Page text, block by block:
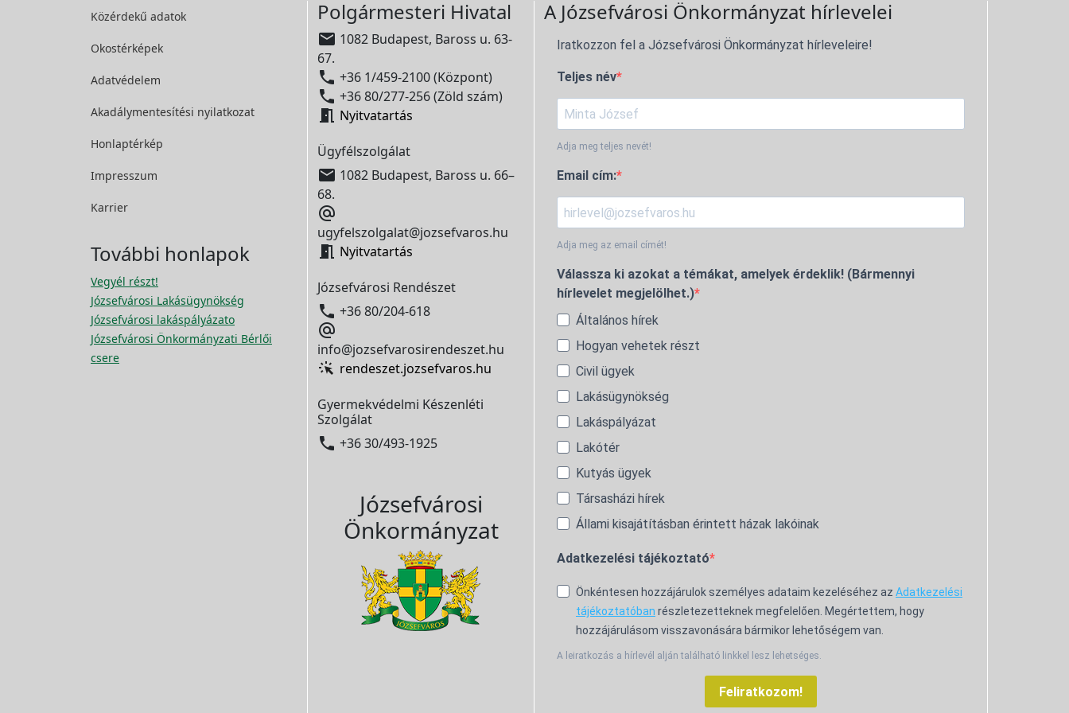
Közérdekű adatok
Okostérképek
Adatvédelem
Akadálymentesítési nyilatkozat
Honlaptérkép
Impresszum
Karrier
További honlapok
Vegyél részt!
Józsefvárosi Lakásügynökség
Józsefvárosi lakáspályázato
Józsefvárosi Önkormányzati Bérlői
csere
Polgármesteri Hivatal
 1082 Budapest, Baross u. 63-
67.
 +36 1/459-2100 (Központ)
 +36 80/277-256 (Zöld szám)
 Nyitvatartás
Ügyfélszolgálat
 1082 Budapest, Baross u. 66–
68.

ugyfelszolgalat@jozsefvaros.hu
 Nyitvatartás
Józsefvárosi Rendészet
 +36 80/204-618

info@jozsefvarosirendeszet.hu
rendeszet.jozsefvaros.hu
Gyermekvédelmi Készenléti
Szolgálat
 +36 30/493-1925
Józsefvárosi
Önkormányzat
A Józsefvárosi Önkormányzat hírlevelei
Iratkozzon fel a Józsefvárosi Önkormányzat hírleveleire!
Teljes név
Adja meg teljes nevét!
Email cím:
Adja meg az email címét!
Válassza ki azokat a témákat, amelyek érdeklik! (Bármennyi
hírlevelet megjelölhet.)
Általános hírek
Hogyan vehetek részt
Civil ügyek
Lakásügynökség
Lakáspályázat
Lakótér
Kutyás ügyek
Társasházi hírek
Állami kisajátításban érintett házak lakóinak
Adatkezelési tájékoztató
Önkéntesen hozzájárulok személyes adataim kezeléséhez az Adatkezelési
tájékoztatóban részletezetteknek megfelelően. Megértettem, hogy
hozzájárulásom visszavonására bármikor lehetőségem van.
A leiratkozás a hírlevél alján található linkkel lesz lehetséges.
Feliratkozom!